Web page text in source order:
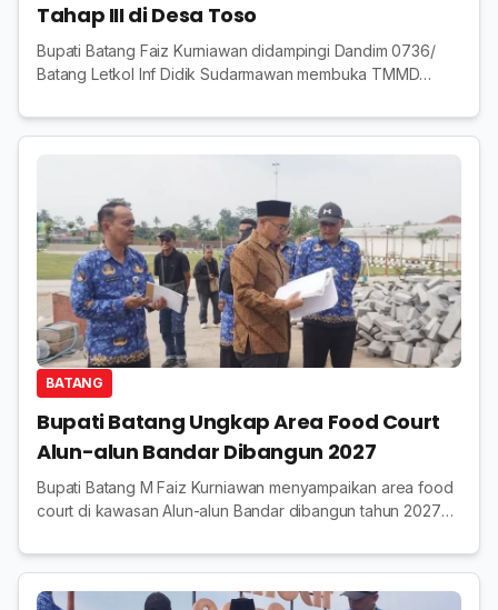
Tahap III di Desa Toso
Bupati Batang Faiz Kurniawan didampingi Dandim 0736/
Batang Letkol Inf Didik Sudarmawan membuka TMMD
Toso
BATANG
Bupati Batang Ungkap Area Food Court
Alun-alun Bandar Dibangun 2027
Bupati Batang M Faiz Kurniawan menyampaikan area food
court di kawasan Alun-alun Bandar dibangun tahun 2027